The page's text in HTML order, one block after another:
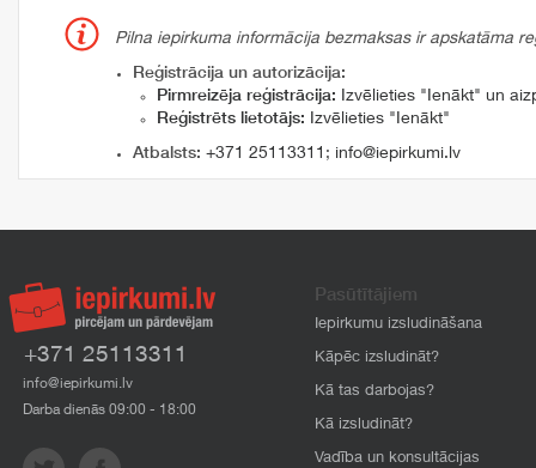
Pilna iepirkuma informācija bezmaksas ir apskatāma
Reģistrācija un autorizācija:
Pirmreizēja reģistrācija: Izvēlieties "Ienākt" un
Reģistrēts lietotājs: Izvēlieties "Ienākt"
Atbalsts: +371 25113311 ; info@iepirkumi.lv
+371 25113311
info@iepirkumi.lv
Darba dienās 09:00 - 18:00
Pasūtītājiem
Iepirkumu izsludināšana
Kāpēc izsludināt?
Kā tas darbojas?
Kā izsludināt?
Vadība un konsultācijas